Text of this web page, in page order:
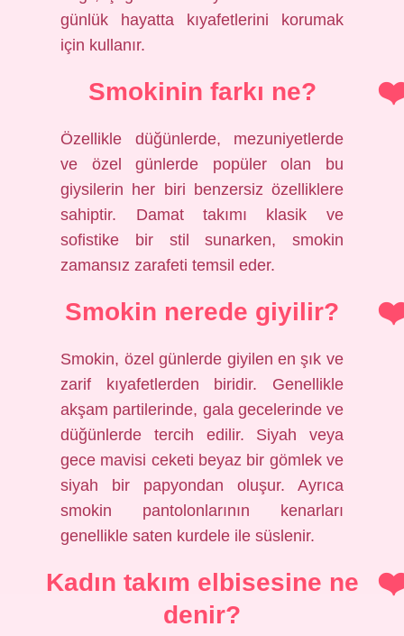
günlük hayatta kıyafetlerini korumak
için kullanır.
Smokinin farkı ne?
Özellikle düğünlerde, mezuniyetlerde
ve özel günlerde popüler olan bu
giysilerin her biri benzersiz özelliklere
sahiptir. Damat takımı klasik ve
sofistike bir stil sunarken, smokin
zamansız zarafeti temsil eder.
Smokin nerede giyilir?
Smokin, özel günlerde giyilen en şık ve
zarif kıyafetlerden biridir. Genellikle
akşam partilerinde, gala gecelerinde ve
düğünlerde tercih edilir. Siyah veya
gece mavisi ceketi beyaz bir gömlek ve
siyah bir papyondan oluşur. Ayrıca
smokin pantolonlarının kenarları
genellikle saten kurdele ile süslenir.
Kadın takım elbisesine ne
denir?